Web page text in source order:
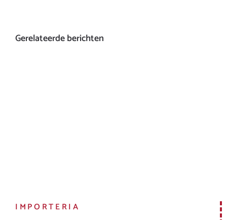
Gerelateerde berichten
IMPORTERIA